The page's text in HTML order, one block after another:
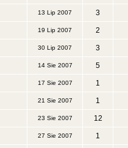
13 Lip 2007 3
19 Lip 2007 2
30 Lip 2007 3
14 Sie 2007 5
17 Sie 2007 1
21 Sie 2007 1
23 Sie 2007 12
27 Sie 2007 1